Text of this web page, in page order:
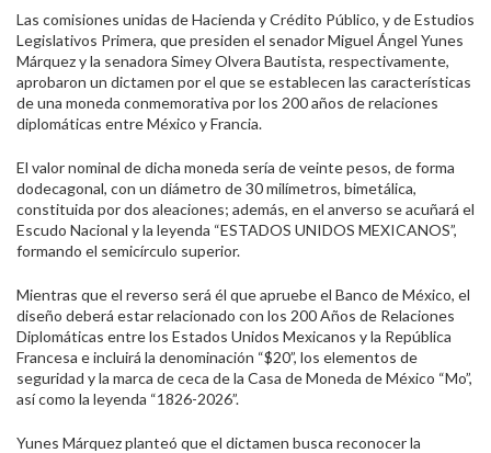
Las comisiones unidas de Hacienda y Crédito Público, y de Estudios
Legislativos Primera, que presiden el senador Miguel Ángel Yunes
Márquez y la senadora Simey Olvera Bautista, respectivamente,
aprobaron un dictamen por el que se establecen las características
de una moneda conmemorativa por los 200 años de relaciones
diplomáticas entre México y Francia.
El valor nominal de dicha moneda sería de veinte pesos, de forma
dodecagonal, con un diámetro de 30 milímetros, bimetálica,
constituida por dos aleaciones; además, en el anverso se acuñará el
Escudo Nacional y la leyenda “ESTADOS UNIDOS MEXICANOS”,
formando el semicírculo superior.
Mientras que el reverso será él que apruebe el Banco de México, el
diseño deberá estar relacionado con los 200 Años de Relaciones
Diplomáticas entre los Estados Unidos Mexicanos y la República
Francesa e incluirá la denominación “$20”, los elementos de
seguridad y la marca de ceca de la Casa de Moneda de México “Mo”,
así como la leyenda “1826-2026”.
Yunes Márquez planteó que el dictamen busca reconocer la